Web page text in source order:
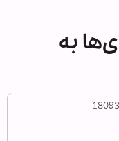
به